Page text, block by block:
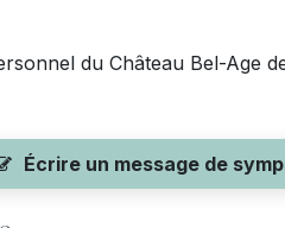
du Château Bel-Age
Écrire un message de